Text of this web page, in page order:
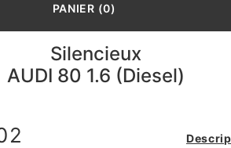
PANIER (0)
Silencieux
AUDI 80 1.6 (Diesel)